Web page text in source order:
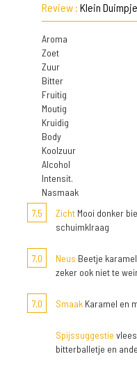
Review : Klein
Aroma
Zoet
Zuur
Bitter
Fruitig
Moutig
Kruidig
Body
Koolzuur
Alcohol
Intensit.
Nasmaak
7,5
Zicht Mooi donker
schuimklraag
7,0 Neus Beetje
zeker ook niet te
7,0 Smaak Karamel en
Spijssuggestie
bitterballetje en